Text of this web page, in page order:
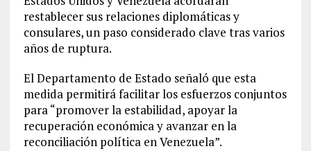
restablecer sus relaciones diplomáticas y
consulares, un paso considerado clave tras varios
años de ruptura.
El Departamento de Estado señaló que esta
medida permitirá facilitar los esfuerzos conjuntos
para “promover la estabilidad, apoyar la
recuperación económica y avanzar en la
reconciliación política en Venezuela”.